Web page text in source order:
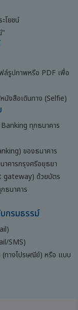
โยชน์
"
ล์รูปภาพหรือ PDF เพื่อ
นังสือเดินทาง (Selfie)
ทุกธนาคาร
ของธนาคาร
าคารกรุงศรีอยุธยา
gateway) ด้วยบัตร
ธนาคาร
กรมธรรม์
SMS)
(ทางไปรษณีย์) หรือ แบบ